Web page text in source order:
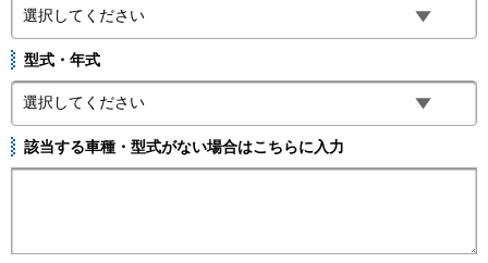
型式・年式
該当する車種・型式がない場合はこちらに入力